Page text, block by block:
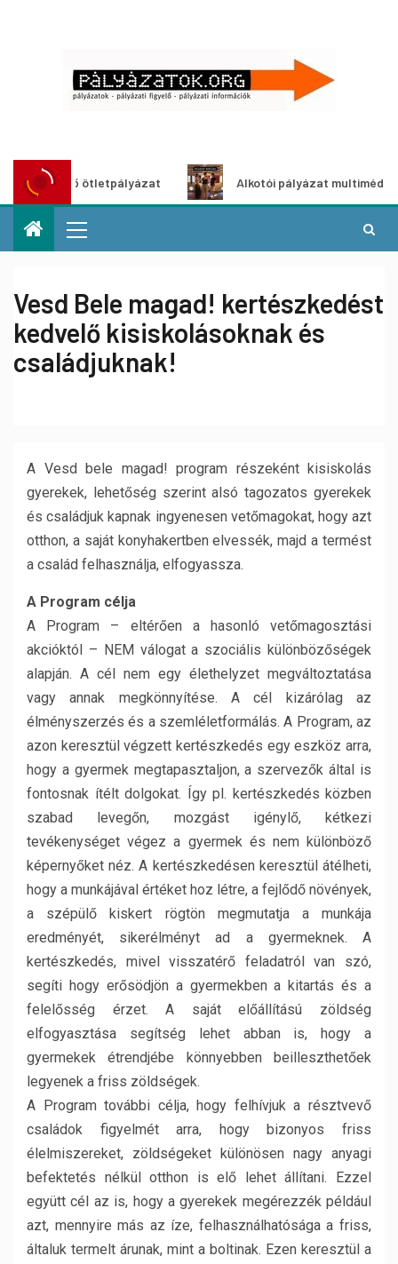
ötletpályázat Alkotói pályázat multimédia-
Vesd Bele magad! kertészkedést
kedvelő kisiskolásoknak és
családjuknak!
A Vesd bele magad! program részeként kisiskolás
gyerekek, lehetőség szerint alsó tagozatos gyerekek
és családjuk kapnak ingyenesen vetőmagokat, hogy azt
otthon, a saját konyhakertben elvessék, majd a termést
a család felhasználja, elfogyassza.
A Program célja
A Program – eltérően a hasonló vetőmagosztási
akcióktól – NEM válogat a szociális különbözőségek
alapján. A cél nem egy élethelyzet megváltoztatása
vagy annak megkönnyítése. A cél kizárólag az
élményszerzés és a szemléletformálás. A Program, az
azon keresztül végzett kertészkedés egy eszköz arra,
hogy a gyermek megtapasztaljon, a szervezők által is
fontosnak ítélt dolgokat. Így pl. kertészkedés közben
szabad levegőn, mozgást igénylő, kétkezi
tevékenységet végez a gyermek és nem különböző
képernyőket néz. A kertészkedésen keresztül átélheti,
hogy a munkájával értéket hoz létre, a fejlődő növények,
a szépülő kiskert rögtön megmutatja a munkája
eredményét, sikerélményt ad a gyermeknek. A
kertészkedés, mivel visszatérő feladatról van szó,
segíti hogy erősödjön a gyermekben a kitartás és a
felelősség érzet. A saját előállítású zöldség
elfogyasztása segítség lehet abban is, hogy a
gyermekek étrendjébe könnyebben beilleszthetőek
legyenek a friss zöldségek.
A Program további célja, hogy felhívjuk a résztvevő
családok figyelmét arra, hogy bizonyos friss
élelmiszereket, zöldségeket különösen nagy anyagi
befektetés nélkül otthon is elő lehet állítani. Ezzel
együtt cél az is, hogy a gyerekek megérezzék például
azt, mennyire más az íze, felhasználhatósága a friss,
általuk termelt árunak, mint a boltinak. Ezen keresztül a